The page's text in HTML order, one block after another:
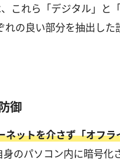
これら「デジタル」と
の良い部分を抽出した
御
ネットを介さず「オフ
のパソコン内に暗号化